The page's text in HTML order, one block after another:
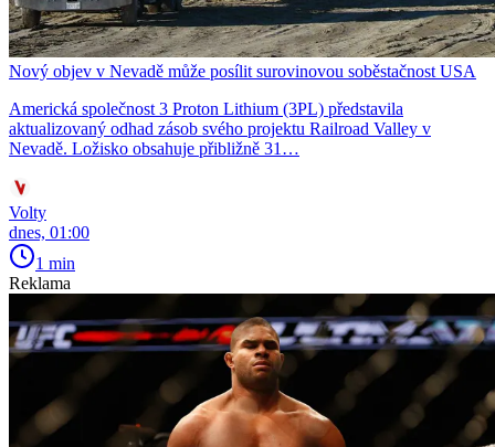
Nový objev v Nevadě může posílit surovinovou soběstačnost USA
Americká společnost 3 Proton Lithium (3PL) představila
aktualizovaný odhad zásob svého projektu Railroad Valley v
Nevadě. Ložisko obsahuje přibližně 31…
Volty
dnes, 01:00
1 min
Reklama